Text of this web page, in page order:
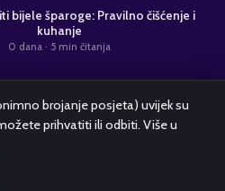
bijele šparoge: Pravilno čišćenje i
kuhanje
0 dana · 5 min čitanja
s nama
Politika kolačićaPravila privatnosti
brojanje posjeta) uvijek su
prihvatiti ili odbiti. Više u